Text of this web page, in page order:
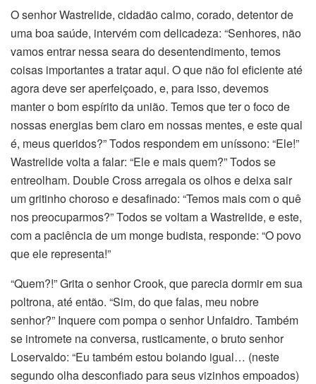
O senhor Wastrelide, cidadão calmo, corado, detentor de
uma boa saúde, intervém com delicadeza: “Senhores, não
vamos entrar nessa seara do desentendimento, temos
coisas importantes a tratar aqui. O que não foi eficiente até
agora deve ser aperfeiçoado, e, para isso, devemos
manter o bom espírito da união. Temos que ter o foco de
nossas energias bem claro em nossas mentes, e este qual
é, meus queridos?” Todos respondem em uníssono: “Ele!”
Wastrelide volta a falar: “Ele e mais quem?” Todos se
entreolham. Double Cross arregala os olhos e deixa sair
um gritinho choroso e desafinado: “Temos mais com o quê
nos preocuparmos?” Todos se voltam a Wastrelide, e este,
com a paciência de um monge budista, responde: “O povo
que ele representa!”
“Quem?!” Grita o senhor Crook, que parecia dormir em sua
poltrona, até então. “Sim, do que falas, meu nobre
senhor?” Inquere com pompa o senhor Unfaidro. Também
se intromete na conversa, rusticamente, o bruto senhor
Loservaldo: “Eu também estou boiando igual… (neste
segundo olha desconfiado para seus vizinhos empoados)